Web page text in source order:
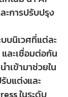
ะการปรับปรุง
บนิเวศที่แต่ละ
ละเชื่อมต่อกัน
เข้ามาช่วยใน
บแต่งและ
ในระดับ